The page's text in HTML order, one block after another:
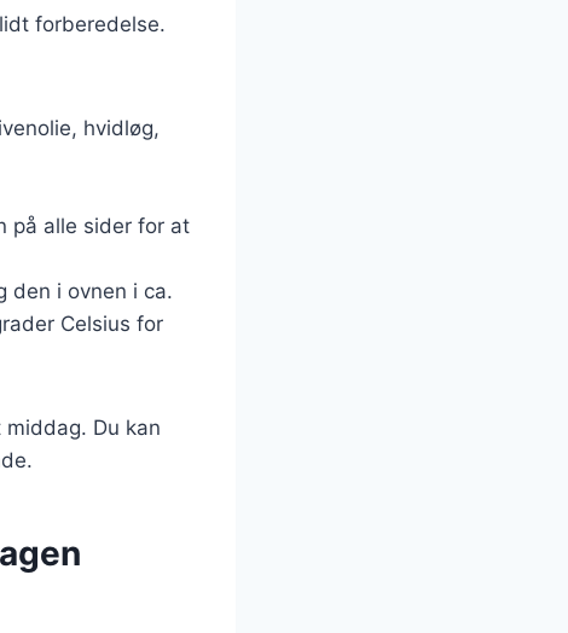
forberedelse.
hvidløg,
på alle sider for at
den i ovnen i ca.
Celsius for
Du kan